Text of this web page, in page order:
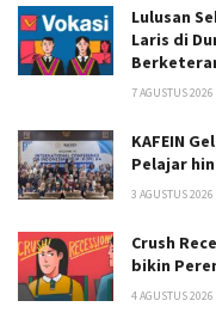
Lulusan
Laris di
7 AGUSTUS 2026
KAFEIN
Pelajar
3 AGUSTUS 2026
Crush
bikin
4 AGUSTUS 2026